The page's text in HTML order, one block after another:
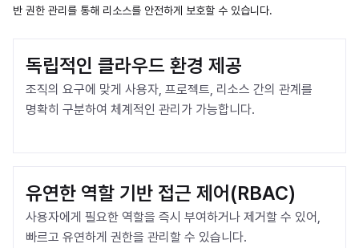
반 권한 관리를 통해 리소스를 안전하게 보호할 수 있습니다.
독립적인 클라우드 환경 제공
조직의 요구에 맞게 사용자, 프로젝트, 리소스 간의 관계를
명확히 구분하여 체계적인 관리가 가능합니다.
유연한 역할 기반 접근 제어(RBAC)
사용자에게 필요한 역할을 즉시 부여하거나 제거할 수 있어,
빠르고 유연하게 권한을 관리할 수 있습니다.